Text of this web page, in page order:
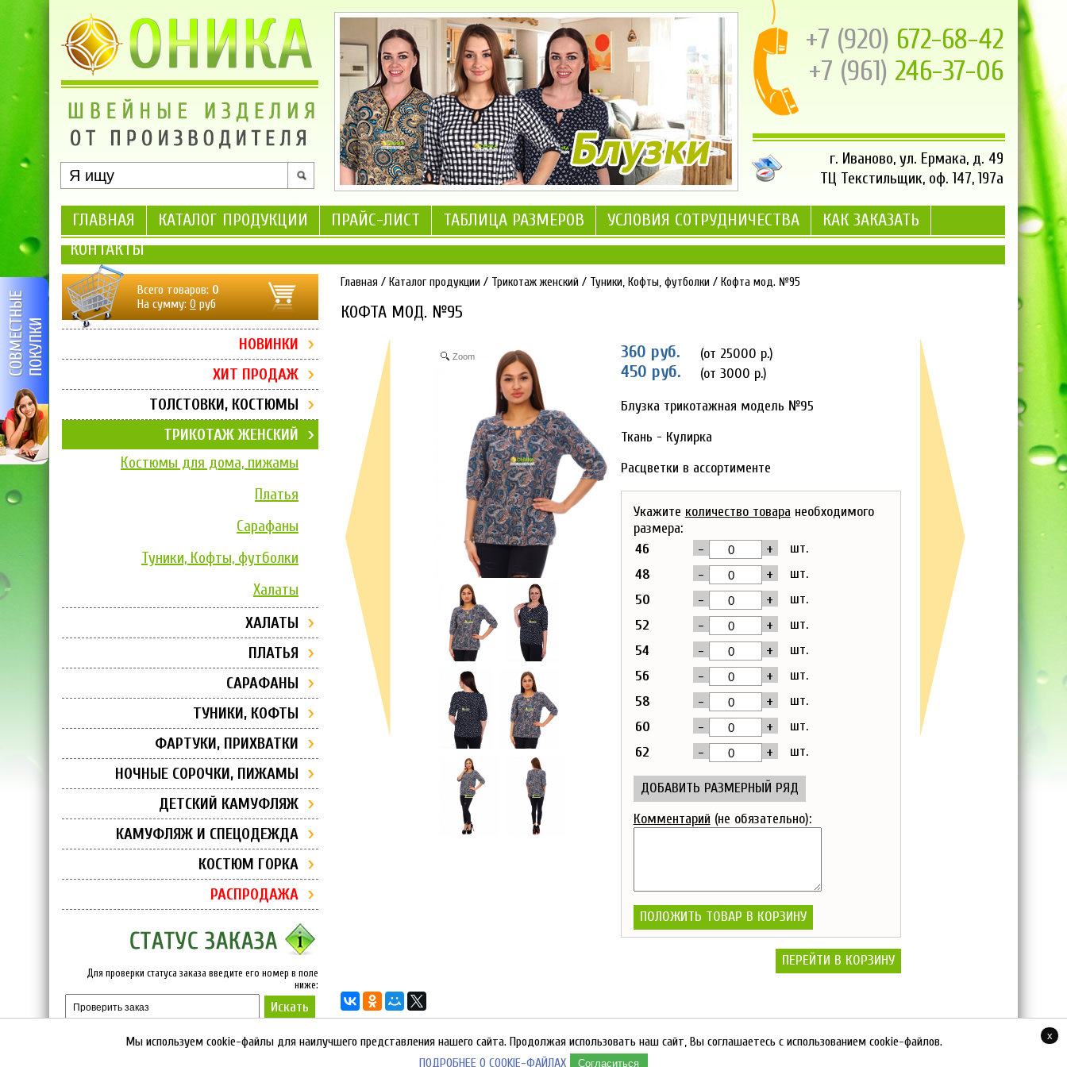
+7 (920) 672-68-42
+7 (961) 246-37-06
г. Иваново, ул. Ермака, д. 49
ТЦ Текстильщик, оф. 147, 197а
ГЛАВНАЯ КАТАЛОГ ПРОДУКЦИИ ПРАЙС-ЛИСТ ТАБЛИЦА РАЗМЕРОВ УСЛОВИЯ СОТРУДНИЧЕСТВА
КАК ЗАКАЗАТЬ
КОНТАКТЫ
Всего товаров: 0
На сумму: 0 руб
НОВИНКИ
ХИТ ПРОДАЖ
ТОЛСТОВКИ, КОСТЮМЫ
ТРИКОТАЖ ЖЕНСКИЙ
Костюмы для дома, пижамы
Платья
Сарафаны
Туники, Кофты, футболки
Халаты
ХАЛАТЫ
ПЛАТЬЯ
САРАФАНЫ
ТУНИКИ, КОФТЫ
ФАРТУКИ, ПРИХВАТКИ
НОЧНЫЕ СОРОЧКИ, ПИЖАМЫ
ДЕТСКИЙ КАМУФЛЯЖ
КАМУФЛЯЖ И СПЕЦОДЕЖДА
КОСТЮМ ГОРКА
РАСПРОДАЖА
Для проверки статуса заказа введите его номер в поле
ниже:
Искать
Главная / Каталог продукции / Трикотаж женский / Туники, Кофты, футболки / Кофта мод. №95
КОФТА МОД. №95
Zoom 360 руб. (от 25000 р.)
450 руб.
(от 3000 р.)
Блузка трикотажная модель №95
Ткань - Кулирка
Расцветки в ассортименте
Укажите количество товара необходимого
размера:
46
- +
шт.
48
- +
шт.
50
- +
шт.
52
- +
шт.
54
- +
шт.
56
- +
шт.
58
- +
шт.
60
- +
шт.
62
- + шт.
ДОБАВИТЬ РАЗМЕРНЫЙ РЯД
Комментарий (не обязательно):
ПОЛОЖИТЬ ТОВАР В КОРЗИНУ
ПЕРЕЙТИ В КОРЗИНУ
Мы используем cookie-файлы для наилучшего представления нашего сайта. Продолжая использовать наш сайт, Вы соглашаетесь с использованием cookie-файлов.
ПОДРОБНЕЕ О COOKIE-ФАЙЛАХ
Согласиться
x